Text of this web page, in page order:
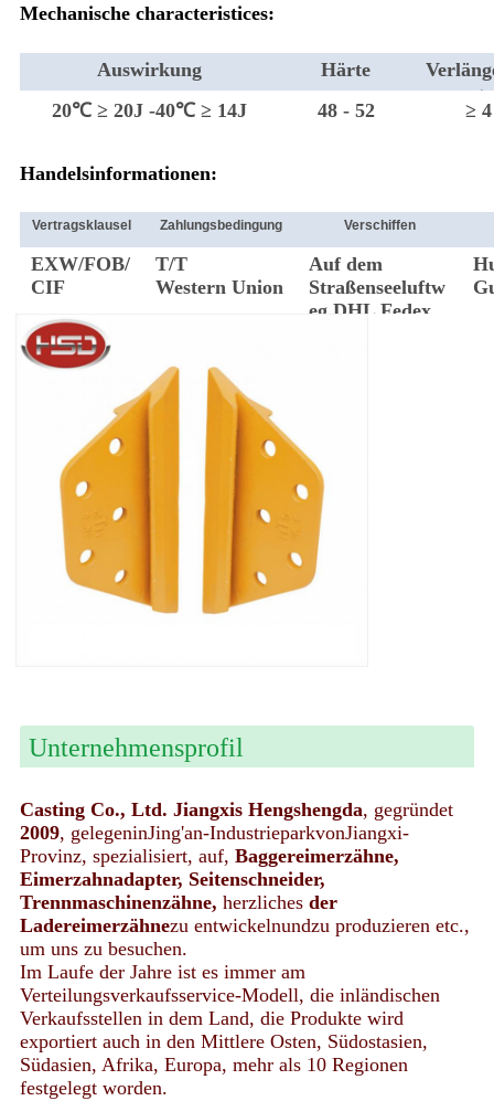
Mechanische characteristices:
Auswirkung Härte
g
20℃ ≥ 20J -40℃ ≥ 14J
48 - 52 ≥ 4
Handelsinformationen:
Vertragsklausel Zahlungsbedingung Verschiffen
EXW/FOB/
CIF
T/T
Western Union
Auf dem
Straßenseeluftw
eg DHL Fedex
Unternehmensprofil
Casting Co., Ltd. Jiangxis Hengshengda, gegründet
2009, gelegeninJing'an-IndustrieparkvonJiangxi-
Provinz, spezialisiert, auf, Baggereimerzähne,
Eimerzahnadapter, Seitenschneider,
Trennmaschinenzähne, herzliches der
Ladereimerzähnezu entwickelnundzu produzieren etc.,
um uns zu besuchen.
Im Laufe der Jahre ist es immer am
Verteilungsverkaufsservice-Modell, die inländischen
Verkaufsstellen in dem Land, die Produkte wird
exportiert auch in den Mittlere Osten, Südostasien,
Südasien, Afrika, Europa, mehr als 10 Regionen
festgelegt worden.